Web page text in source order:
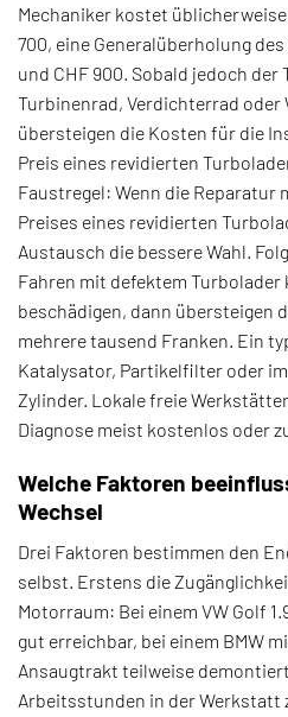
Mechaniker kostet
700, eine Generalüberholung
und CHF 900. Sobald jedoch
Turbinenrad, Verdichterrad oder
übersteigen die Kosten für die
Preis eines revidierten
Faustregel: Wenn die Reparatur
Preises eines revidierten
Austausch die bessere Wahl.
Fahren mit defektem Turbolader
beschädigen, dann übersteigen
mehrere tausend Franken. Ein
Katalysator, Partikelfilter oder
Zylinder. Lokale freie
Diagnose meist kostenlos oder
Welche Faktoren
Wechsel
Drei Faktoren bestimmen den
selbst. Erstens die
Motorraum: Bei einem VW Golf
gut erreichbar, bei einem BMW
Ansaugtrakt teilweise
Arbeitsstunden in der